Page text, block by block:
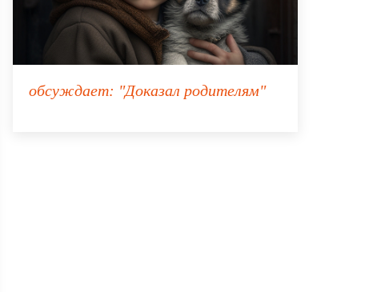
обсуждает: "Доказал родителям"